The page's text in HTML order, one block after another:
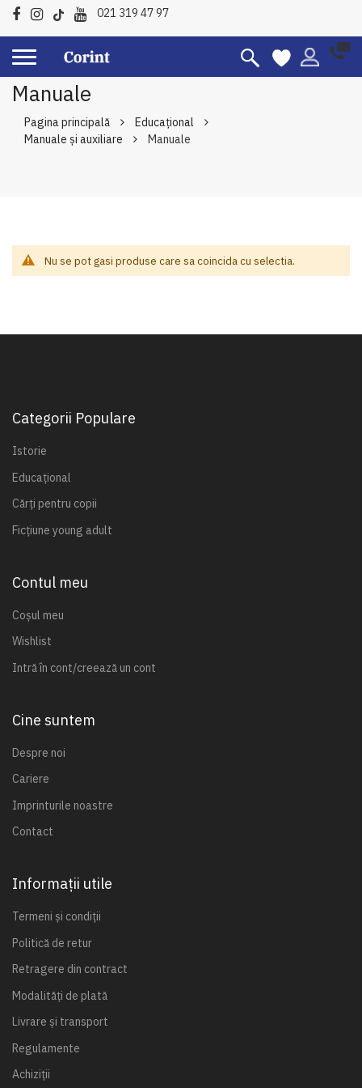
021 319 47 97
Manuale
Pagina principală
Educațional
Manuale şi auxiliare
Manuale
Nu se pot gasi produse care sa coincida cu selectia.
Categorii Populare
Istorie
Educațional
Cărți pentru copii
Ficțiune young adult
Contul meu
Coșul meu
Wishlist
Intră în cont/creează un cont
Cine suntem
Despre noi
Cariere
Imprinturile noastre
Contact
Informații utile
Termeni și condiții
Politică de retur
Retragere din contract
Modalități de plată
Livrare și transport
Regulamente
Achiziții